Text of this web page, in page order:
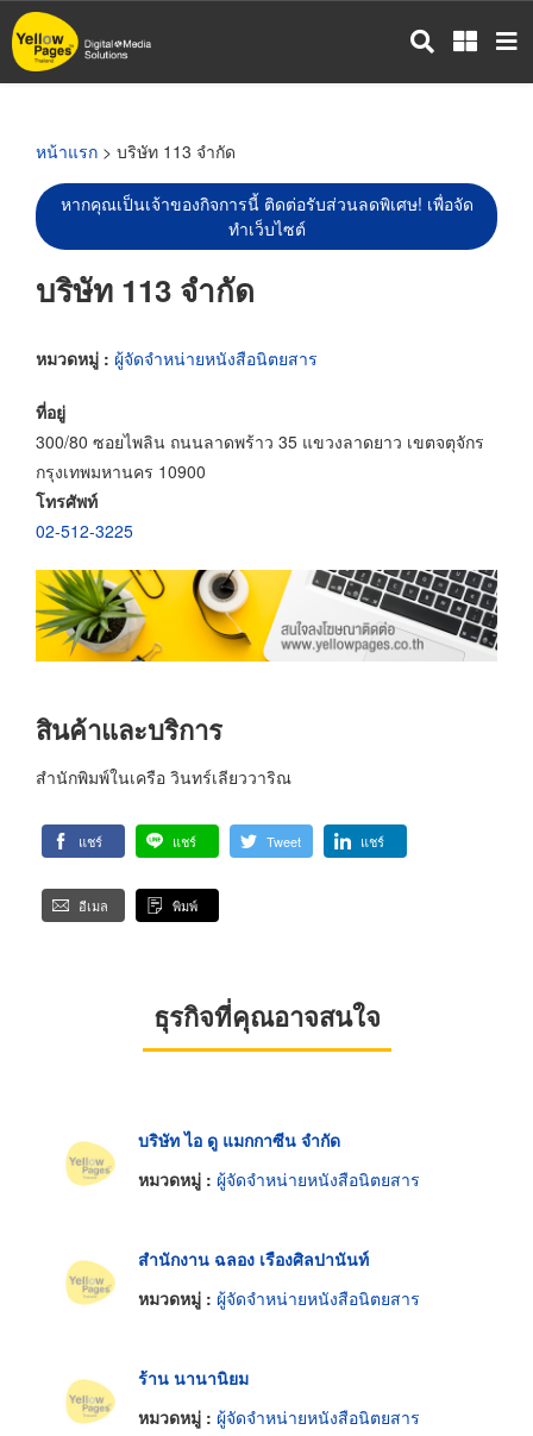
ข้าม
ไป
หน้าแรก > บริษัท 113 จำกัด
หากคุณเป็นเจ้าของกิจการนี้ ติดต่อรับส่วนลดพิเศษ! เพื่อจัด
ทำเว็บไซต์
บริษัท 113 จำกัด
หมวดหมู่ : ผู้จัดจำหน่ายหนังสือนิตยสาร
ที่อยู่
300/80 ซอยไพลิน ถนนลาดพร้าว 35 แขวงลาดยาว เขตจตุจักร
กรุงเทพมหานคร 10900
โทรศัพท์
02-512-3225
สินค้าและบริการ
สำนักพิมพ์ในเครือ วินทร์เลียววาริณ
แชร์ แชร์ Tweet แชร์
อีเมล พิมพ์
ธุรกิจที่คุณอาจสนใจ
บริษัท ไอ ดู แมกกาซีน จำกัด
หมวดหมู่ : ผู้จัดจำหน่ายหนังสือนิตยสาร
สำนักงาน ฉลอง เรืองศิลปานันท์
หมวดหมู่ : ผู้จัดจำหน่ายหนังสือนิตยสาร
ร้าน นานานิยม
หมวดหมู่ : ผู้จัดจำหน่ายหนังสือนิตยสาร